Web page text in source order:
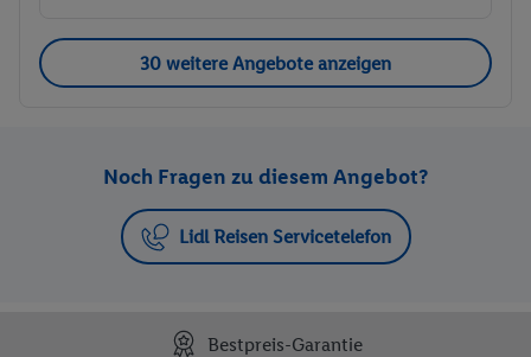
30 weitere Angebote anzeigen
Noch Fragen zu diesem Angebot?
Lidl Reisen Servicetelefon
Bestpreis-Garantie